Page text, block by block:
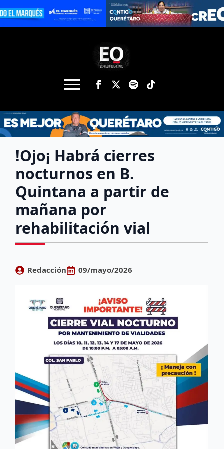
!Ojo¡ Habrá cierres
nocturnos en B.
Quintana a partir de
mañana por
rehabilitación vial
Redacción 09/mayo/2026